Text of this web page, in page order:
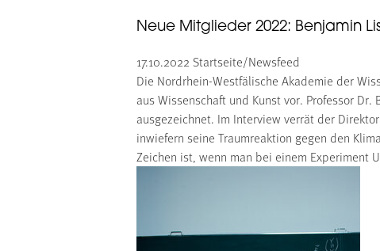
Neue Mitglieder 2022: Benjamin
17.10.2022 Startseite/Newsfeed
Die Nordrhein-Westfälische Akademie der
aus Wissenschaft und Kunst vor. Professor
ausgezeichnet. Im Interview verrät der
inwiefern seine Traumreaktion gegen den
Zeichen ist, wenn man bei einem Experiment